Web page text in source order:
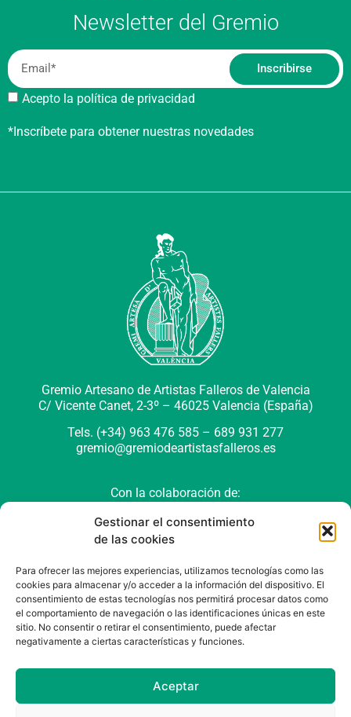
Gestionar el consentimiento
de las cookies
Para ofrecer las mejores experiencias, utilizamos tecnologías como las
cookies para almacenar y/o acceder a la información del dispositivo. El
consentimiento de estas tecnologías nos permitirá procesar datos como
el comportamiento de navegación o las identificaciones únicas en este
sitio. No consentir o retirar el consentimiento, puede afectar
negativamente a ciertas características y funciones.
Aceptar
Newsletter del Gremio
Acepto la política de privacidad
Inscribirse
*Inscríbete para obtener nuestras novedades
Gremio Artesano de Artistas Falleros de Valencia
C/ Vicente Canet, 2-3º – 46025 Valencia (España)
Tels. (+34) 963 476 585 – 689 931 277
gremio@gremiodeartistasfalleros.es
Con la colaboración de:
Política de cookies (UE) Política de privacidad
Aviso Legal